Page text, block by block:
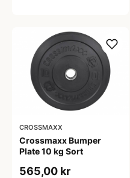
CROSSMAXX
Crossmaxx Bumper
Plate 10 kg Sort
565,00 kr